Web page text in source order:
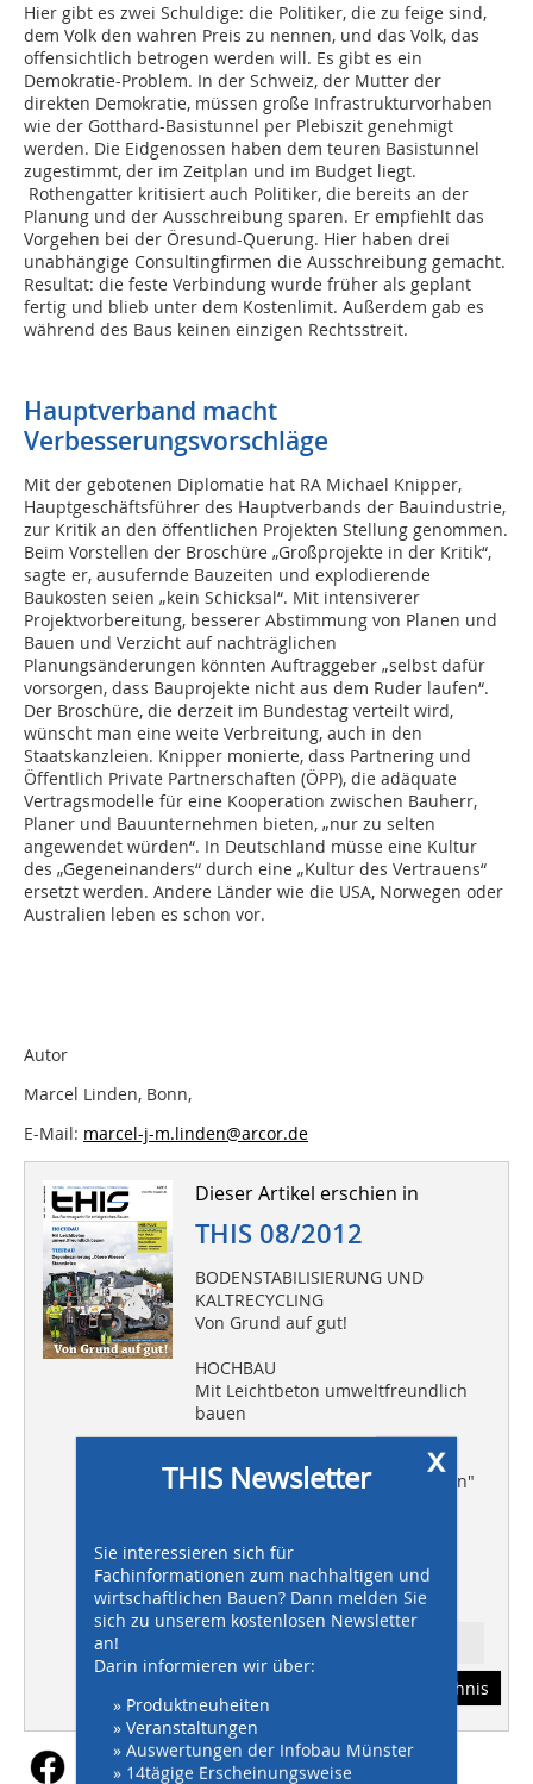
Hier gibt es zwei Schuldige: die Politiker, die zu feige sind,
dem Volk den wahren Preis zu nennen, und das Volk, das
offensichtlich betrogen werden will. Es gibt es ein
Demokratie-Problem. In der Schweiz, der Mutter der
direkten Demokratie, müssen große Infrastrukturvorhaben
wie der Gotthard-Basistunnel per Plebiszit genehmigt
werden. Die Eidgenossen haben dem teuren Basistunnel
zugestimmt, der im Zeitplan und im Budget liegt.
Rothengatter kritisiert auch Politiker, die bereits an der
Planung und der Ausschreibung sparen. Er empfiehlt das
Vorgehen bei der Öresund-Querung. Hier haben drei
unabhängige Consultingfirmen die Ausschreibung gemacht.
Resultat: die feste Verbindung wurde früher als geplant
fertig und blieb unter dem Kostenlimit. Außerdem gab es
während des Baus keinen einzigen Rechtsstreit.
Hauptverband macht
Verbesserungsvorschläge
Mit der gebotenen Diplomatie hat RA Michael Knipper,
Hauptgeschäftsführer des Hauptverbands der Bauindustrie,
zur Kritik an den öffentlichen Projekten Stellung genommen.
Beim Vorstellen der Broschüre „Großprojekte in der Kritik“,
sagte er, ausufernde Bauzeiten und explodierende
Baukosten seien „kein Schicksal“. Mit intensiverer
Projektvorbereitung, besserer Abstimmung von Planen und
Bauen und Verzicht auf nachträglichen
Planungsänderungen könnten Auftraggeber „selbst dafür
vorsorgen, dass Bauprojekte nicht aus dem Ruder laufen“.
Der Broschüre, die derzeit im Bundestag verteilt wird,
wünscht man eine weite Verbreitung, auch in den
Staatskanzleien. Knipper monierte, dass Partnering und
Öffentlich Private Partnerschaften (ÖPP), die adäquate
Vertragsmodelle für eine Kooperation zwischen Bauherr,
Planer und Bauunternehmen bieten, „nur zu selten
angewendet würden“. In Deutschland müsse eine Kultur
des „Gegeneinanders“ durch eine „Kultur des Vertrauens“
ersetzt werden. Andere Länder wie die USA, Norwegen oder
Australien leben es schon vor.
Autor
Marcel Linden, Bonn,
E-Mail: marcel-j-m.linden@arcor.de
Dieser Artikel erschien in
THIS 08/2012
BODENSTABILISIERUNG UND
KALTRECYCLING
Von Grund auf gut!
HOCHBAU
Mit Leichtbeton umweltfreundlich
bauen
Deponiesanierung "Obere Wiesen"
tHIS-PLUS
Instandhaltung von Hoch- und
Ingenieurbauwerken
Inhaltsverzeichnis
x
THIS Newsletter
Sie interessieren sich für
Fachinformationen zum nachhaltigen und
wirtschaftlichen Bauen? Dann melden Sie
sich zu unserem kostenlosen Newsletter
an!
Darin informieren wir über:
» Produktneuheiten
» Veranstaltungen
» Auswertungen der Infobau Münster
» 14tägige Erscheinungsweise